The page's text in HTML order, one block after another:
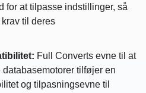
for at tilpasse indstillinger, så
til deres
Full Converts evne til at
tilføjer en
og tilpasningsevne til